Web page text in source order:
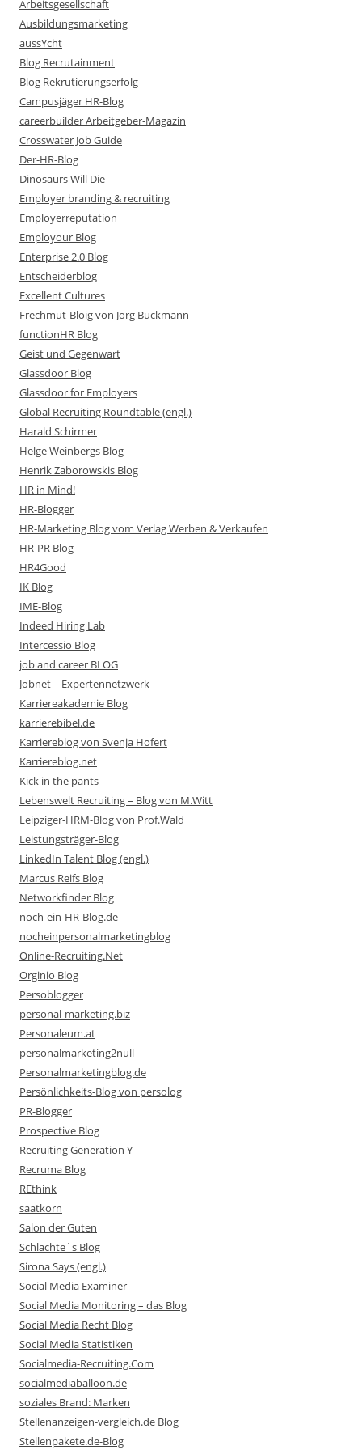
Arbeitsgesellschaft
Ausbildungsmarketing
aussYcht
Blog Recrutainment
Blog Rekrutierungserfolg
Campusjäger HR-Blog
careerbuilder Arbeitgeber-Magazin
Crosswater Job Guide
Der-HR-Blog
Dinosaurs Will Die
Employer branding & recruiting
Employerreputation
Employour Blog
Enterprise 2.0 Blog
Entscheiderblog
Excellent Cultures
Frechmut-Bloig von Jörg Buckmann
functionHR Blog
Geist und Gegenwart
Glassdoor Blog
Glassdoor for Employers
Global Recruiting Roundtable (engl.)
Harald Schirmer
Helge Weinbergs Blog
Henrik Zaborowskis Blog
HR in Mind!
HR-Blogger
HR-Marketing Blog vom Verlag Werben & Verkaufen
HR-PR Blog
HR4Good
IK Blog
IME-Blog
Indeed Hiring Lab
Intercessio Blog
job and career BLOG
Jobnet – Expertennetzwerk
Karriereakademie Blog
karrierebibel.de
Karriereblog von Svenja Hofert
Karriereblog.net
Kick in the pants
Lebenswelt Recruiting – Blog von M.Witt
Leipziger-HRM-Blog von Prof.Wald
Leistungsträger-Blog
LinkedIn Talent Blog (engl.)
Marcus Reifs Blog
Networkfinder Blog
noch-ein-HR-Blog.de
nocheinpersonalmarketingblog
Online-Recruiting.Net
Orginio Blog
Persoblogger
personal-marketing.biz
Personaleum.at
personalmarketing2null
Personalmarketingblog.de
Persönlichkeits-Blog von persolog
PR-Blogger
Prospective Blog
Recruiting Generation Y
Recruma Blog
REthink
saatkorn
Salon der Guten
Schlachte´s Blog
Sirona Says (engl.)
Social Media Examiner
Social Media Monitoring – das Blog
Social Media Recht Blog
Social Media Statistiken
Socialmedia-Recruiting.Com
socialmediaballoon.de
soziales Brand: Marken
Stellenanzeigen-vergleich.de Blog
Stellenpakete.de-Blog